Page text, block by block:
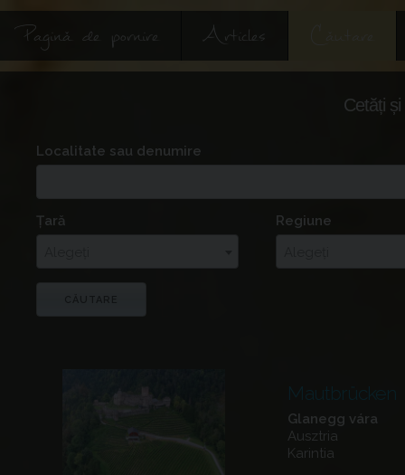
Pagină de pornire Articles
Cetăți
Localitate sau denumire
Țară
Regiune
Mautbrücken
Glanegg vára
Ausztria
Karintia